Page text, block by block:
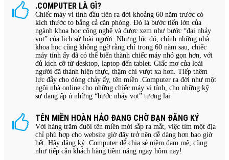
.COMPUTER LÀ GÌ?
Chiếc máy vi tính đầu tiên ra đời khoảng 60 năm trước có
kích thước to bằng cả căn phòng. Đó là bước tiến lớn của
ngành khoa học công nghệ và được xem như bước “đại nhảy
vọt” của lịch sử loài người. Nhưng lúc đó, chính những nhà
khoa học cũng không ngờ rằng chỉ trong 60 năm sau, chiếc
máy tính ấy đã có thể biến thành chiếc máy nhỏ gọn hơn, với
đủ kích cỡ từ desktop, laptop đến tablet. Giấc mơ của loài
người đã thành hiện thực, thậm chí vượt xa hơn. Tiếp thêm
lực đẩy cho dòng chảy ấy, tên miền .Computer ra đời như một
ngôi nhà online cho những chiếc máy vi tính, cho những kỹ
sư đang ấp ủ những “bước nhảy vọt” tương lai.
TÊN MIỀN HOÀN HẢO ĐANG CHỜ BẠN ĐĂNG KÝ
Với hàng trăm đuôi tên miền mới sắp ra mắt, việc tìm một địa
chỉ phù hợp cho website giờ đây trở nên dễ dàng hơn bao giờ
hết. Hãy đăng ký .Computer để chia sẻ niềm đam mê, cũng
như tiếp cận khách hàng tiềm năng ngay hôm nay!